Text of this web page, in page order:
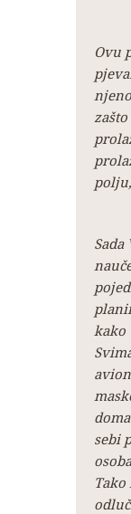
Ovu
Sada
kako
sebi